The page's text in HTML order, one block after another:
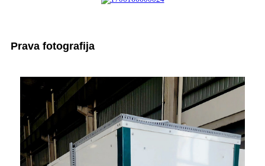
Prava fotografija